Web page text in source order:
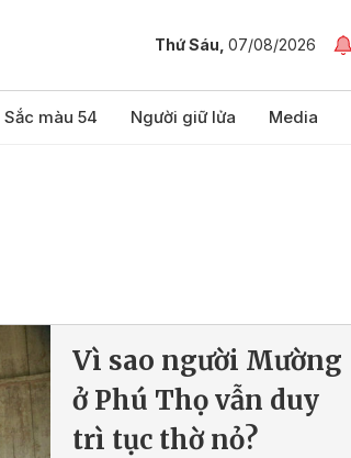
Thứ Sáu, 07/08/2026
Sắc màu 54 Người giữ lửa Media
Vì sao người Mường
ở Phú Thọ vẫn duy
trì tục thờ nỏ?